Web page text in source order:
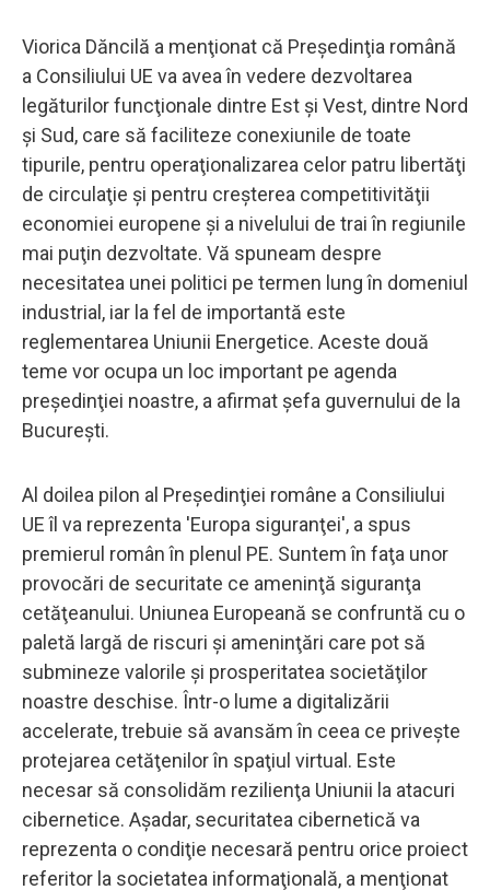
Viorica Dăncilă a menţionat că Preşedinţia română
a Consiliului UE va avea în vedere dezvoltarea
legăturilor funcţionale dintre Est şi Vest, dintre Nord
şi Sud, care să faciliteze conexiunile de toate
tipurile, pentru operaţionalizarea celor patru libertăţi
de circulaţie şi pentru creşterea competitivităţii
economiei europene şi a nivelului de trai în regiunile
mai puţin dezvoltate. Vă spuneam despre
necesitatea unei politici pe termen lung în domeniul
industrial, iar la fel de importantă este
reglementarea Uniunii Energetice. Aceste două
teme vor ocupa un loc important pe agenda
preşedinţiei noastre, a afirmat şefa guvernului de la
Bucureşti.
Al doilea pilon al Preşedinţiei române a Consiliului
UE îl va reprezenta 'Europa siguranţei', a spus
premierul român în plenul PE. Suntem în faţa unor
provocări de securitate ce ameninţă siguranţa
cetăţeanului. Uniunea Europeană se confruntă cu o
paletă largă de riscuri şi ameninţări care pot să
submineze valorile şi prosperitatea societăţilor
noastre deschise. Într-o lume a digitalizării
accelerate, trebuie să avansăm în ceea ce priveşte
protejarea cetăţenilor în spaţiul virtual. Este
necesar să consolidăm rezilienţa Uniunii la atacuri
cibernetice. Aşadar, securitatea cibernetică va
reprezenta o condiţie necesară pentru orice proiect
referitor la societatea informaţională, a menţionat